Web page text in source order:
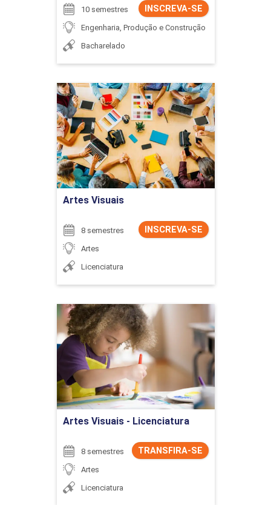
INSCREVA-SE
10 semestres
Engenharia, Produção e Construção
Bacharelado
Artes Visuais
INSCREVA-SE
8 semestres
Artes
Licenciatura
Artes Visuais
Detalhes do curso
Ir para Inscrição
Artes Visuais - Licenciatura
TRANSFIRA-SE
8 semestres
Artes
Licenciatura
Artes Visuais - Licenciatura
Detalhes do curso
Ir para Inscrição